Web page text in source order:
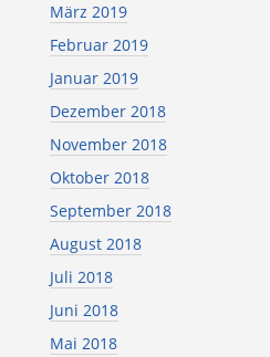
März 2019
Februar 2019
Januar 2019
Dezember 2018
November 2018
Oktober 2018
September 2018
August 2018
Juli 2018
Juni 2018
Mai 2018